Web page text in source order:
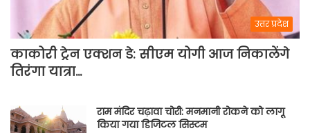
उत्तर प्रदेश
काकोरी ट्रेन एक्शन डे: सीएम योगी आज निकालेंगे
तिरंगा यात्रा…
राम मंदिर चढ़ावा चोरी: मनमानी रोकने को लागू
किया गया डिजिटल सिस्टम